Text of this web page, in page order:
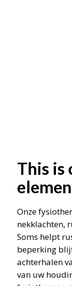
This is
Onze
nekklachten,
Soms helpt
beperking
achterhalen
van uw